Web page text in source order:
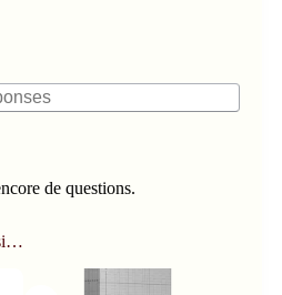
de questions.